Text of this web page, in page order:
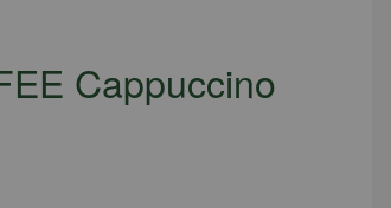
Cappuccino